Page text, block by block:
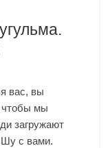
вас, вы
чтобы мы
загружают
Шу с вами.